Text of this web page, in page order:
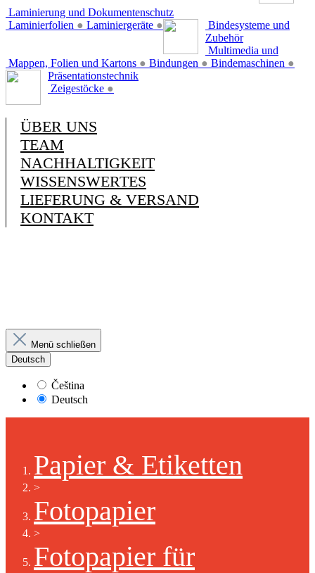
Laminierung und Dokumentenschutz
Laminierfolien ● Laminiergeräte ●
Bindesysteme und
Zubehör
Mappen, Folien und Kartons ● Bindungen ● Bindemaschinen ●
Multimedia und
Präsentationstechnik
Zeigestöcke ●
ÜBER UNS
TEAM
NACHHALTIGKEIT
WISSENSWERTES
LIEFERUNG & VERSAND
KONTAKT
Menü schließen
Deutsch
Čeština
Deutsch
Papier & Etiketten
>
Fotopapier
>
Fotopapier für